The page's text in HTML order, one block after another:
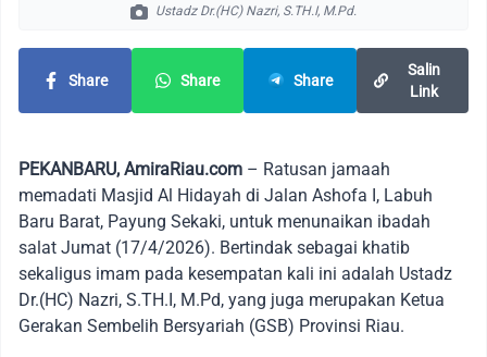
Ustadz Dr.(HC) Nazri, S.TH.I, M.Pd.
Share Share Share
Salin
Link
PEKANBARU, AmiraRiau.com – Ratusan jamaah
memadati Masjid Al Hidayah di Jalan Ashofa I, Labuh
Baru Barat, Payung Sekaki, untuk menunaikan ibadah
salat Jumat (17/4/2026). Bertindak sebagai khatib
sekaligus imam pada kesempatan kali ini adalah Ustadz
Dr.(HC) Nazri, S.TH.I, M.Pd, yang juga merupakan Ketua
Gerakan Sembelih Bersyariah (GSB) Provinsi Riau.